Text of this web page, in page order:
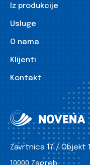
Iz produkcije
Usluge
O nama
Klijenti
Kontakt
Zavrtnica 17 / Objekt 1